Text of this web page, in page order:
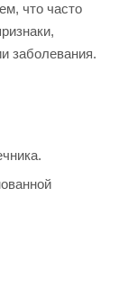
что часто
заболевания.